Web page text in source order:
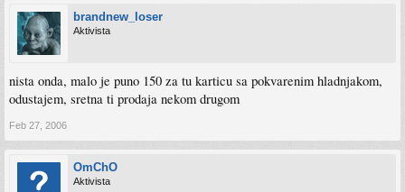
brandnew_loser
Aktivista
nista onda, malo je puno 150 za tu karticu sa pokvarenim hladnjakom,
odustajem, sretna ti prodaja nekom drugom
Feb 27, 2006
OmChO
Aktivista